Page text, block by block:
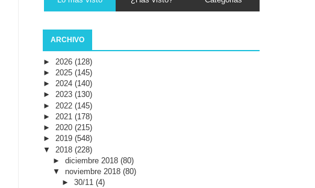
ARCHIVO
► 2026 (128)
► 2025 (145)
► 2024 (140)
► 2023 (130)
► 2022 (145)
► 2021 (178)
► 2020 (215)
► 2019 (548)
▼ 2018 (228)
► diciembre 2018 (80)
▼ noviembre 2018 (80)
►30/11(4)